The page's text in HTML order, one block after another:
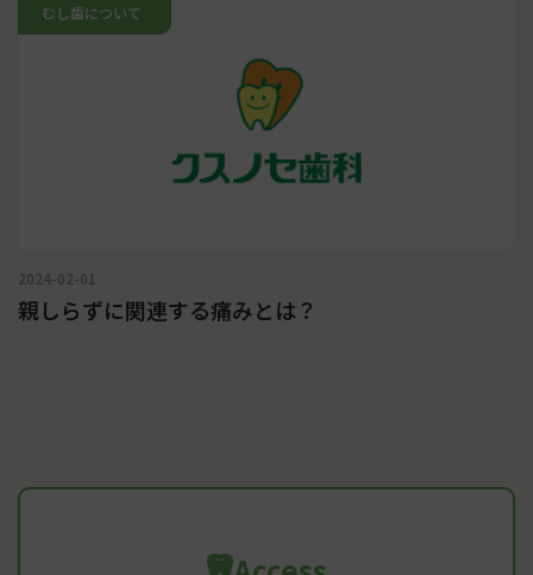
むし歯について
2024-02-01
親しらずに関連する痛みとは？